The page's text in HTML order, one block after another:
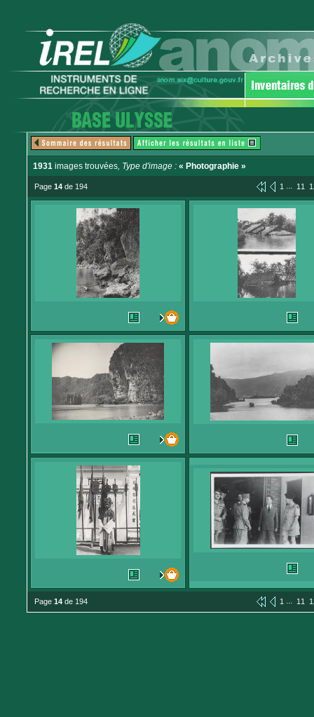
1931 images trouvées, Type d'image : « Photographie »
Page 14 de 194 1 ... 11
Page 14 de 194 1 ... 11